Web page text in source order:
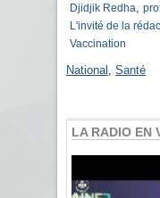
Djidjik Redha
L'invité de la
Vaccination
National Santé
LA RADIO EN